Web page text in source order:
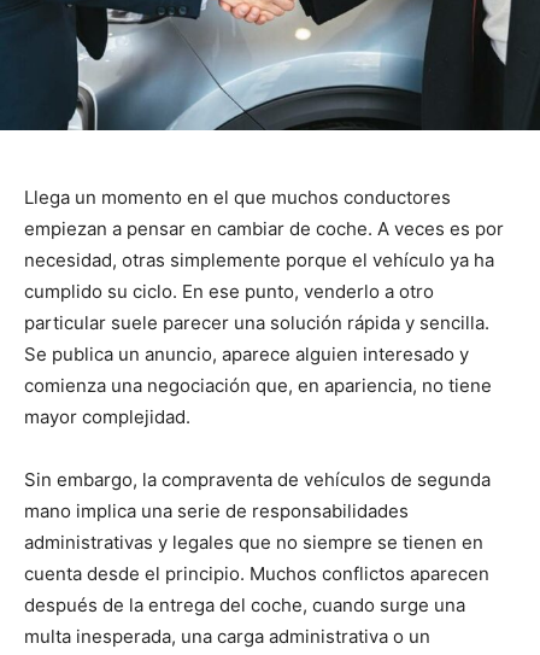
Llega un momento en el que muchos conductores
empiezan a pensar en cambiar de coche. A veces es por
necesidad, otras simplemente porque el vehículo ya ha
cumplido su ciclo. En ese punto, venderlo a otro
particular suele parecer una solución rápida y sencilla.
Se publica un anuncio, aparece alguien interesado y
comienza una negociación que, en apariencia, no tiene
mayor complejidad.
Sin embargo, la compraventa de vehículos de segunda
mano implica una serie de responsabilidades
administrativas y legales que no siempre se tienen en
cuenta desde el principio. Muchos conflictos aparecen
después de la entrega del coche, cuando surge una
multa inesperada, una carga administrativa o un